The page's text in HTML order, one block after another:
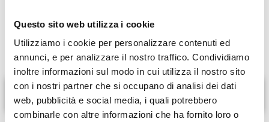
Questo sito web utilizza i cookie
Utilizziamo i cookie per personalizzare contenuti ed
annunci, e per analizzare il nostro traffico. Condividiamo
inoltre informazioni sul modo in cui utilizza il nostro sito
con i nostri partner che si occupano di analisi dei dati
web, pubblicità e social media, i quali potrebbero
combinarle con altre informazioni che ha fornito loro o
Servizi offerti
Disregolazione emotiva
Disturbi del sonno e del comportamento alimentare